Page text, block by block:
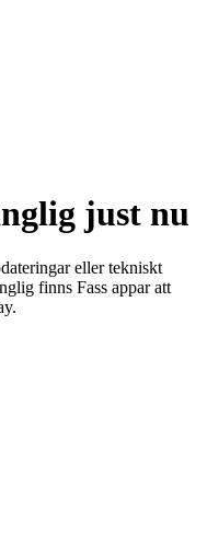
just nu
eller tekniskt
finns Fass appar att